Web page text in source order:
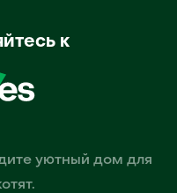
к
уютный дом для